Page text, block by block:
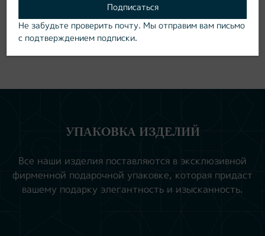
Доставка и оплатаГде купить
УПАКОВКА ИЗДЕЛИЙ
Все наши изделия поставляются в эксклюзивной
фирменной подарочной упаковке, которая придаст
вашему подарку элегантность и изысканность.
Подписаться
Не забудьте проверить почту. Мы отправим вам письмо
с подтверждением подписки.